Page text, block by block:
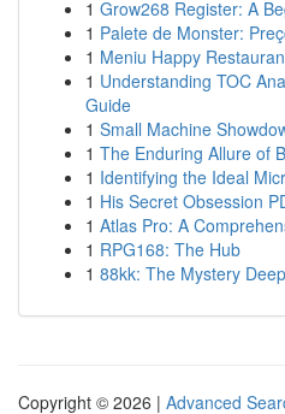
1 Grow268 Register: A
1 Palete de Monster:
1 Meniu Happy
1 Understanding TOC
Guide
1 Small Machine
1 The Enduring Allure of
1 Identifying the Ideal
1 His Secret Obsession
1 Atlas Pro: A
1 RPG168: The Hub
1 88kk: The Mystery
Copyright © 2026 | Advanced